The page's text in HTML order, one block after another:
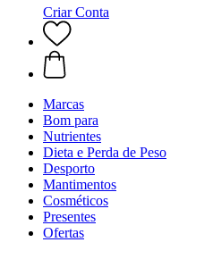
Criar Conta
Marcas
Bom para
Nutrientes
Dieta e Perda de Peso
Desporto
Mantimentos
Cosméticos
Presentes
Ofertas